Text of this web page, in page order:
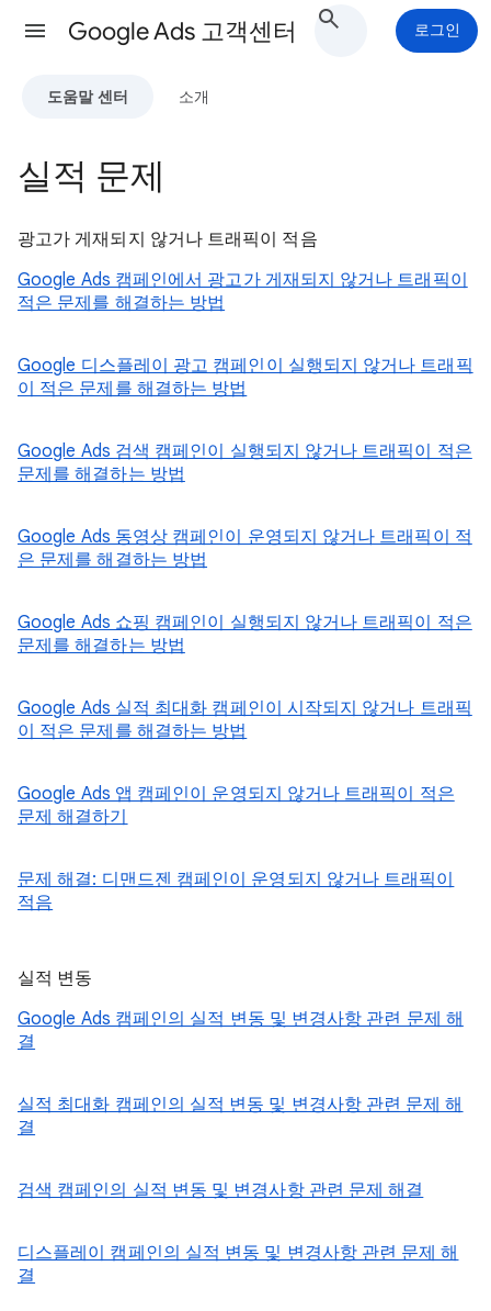
Google Ads 고객센터 로그인
도움말 센터 소개
실적 문제
광고가 게재되지 않거나 트래픽이 적음
Google Ads 캠페인에서 광고가 게재되지 않거나 트래픽이
적은 문제를 해결하는 방법
Google 디스플레이 광고 캠페인이 실행되지 않거나 트래픽
이 적은 문제를 해결하는 방법
Google Ads 검색 캠페인이 실행되지 않거나 트래픽이 적은
문제를 해결하는 방법
Google Ads 동영상 캠페인이 운영되지 않거나 트래픽이 적
은 문제를 해결하는 방법
Google Ads 쇼핑 캠페인이 실행되지 않거나 트래픽이 적은
문제를 해결하는 방법
Google Ads 실적 최대화 캠페인이 시작되지 않거나 트래픽
이 적은 문제를 해결하는 방법
Google Ads 앱 캠페인이 운영되지 않거나 트래픽이 적은
문제 해결하기
문제 해결: 디맨드젠 캠페인이 운영되지 않거나 트래픽이
적음
실적 변동
Google Ads 캠페인의 실적 변동 및 변경사항 관련 문제 해
결
실적 최대화 캠페인의 실적 변동 및 변경사항 관련 문제 해
결
검색 캠페인의 실적 변동 및 변경사항 관련 문제 해결
디스플레이 캠페인의 실적 변동 및 변경사항 관련 문제 해
결